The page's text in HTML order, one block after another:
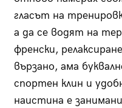
гласът на
а да се водят на
френски,
вързано, ама
спортен клин и
наистина е